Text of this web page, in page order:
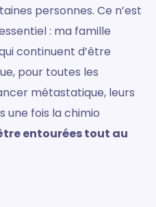
personnes. Ce n’est
: ma famille
continuent d’être
pour toutes les
métastatique, leurs
une fois la chimio
entourées tout au